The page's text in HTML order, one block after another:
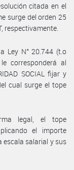
citada en el
surge del orden 25
respectivamente.
Ley N° 20.744 (t.o
corresponderá al
SOCIAL fijar y
cual surge el tope
legal, el tope
el importe
escala salarial y sus